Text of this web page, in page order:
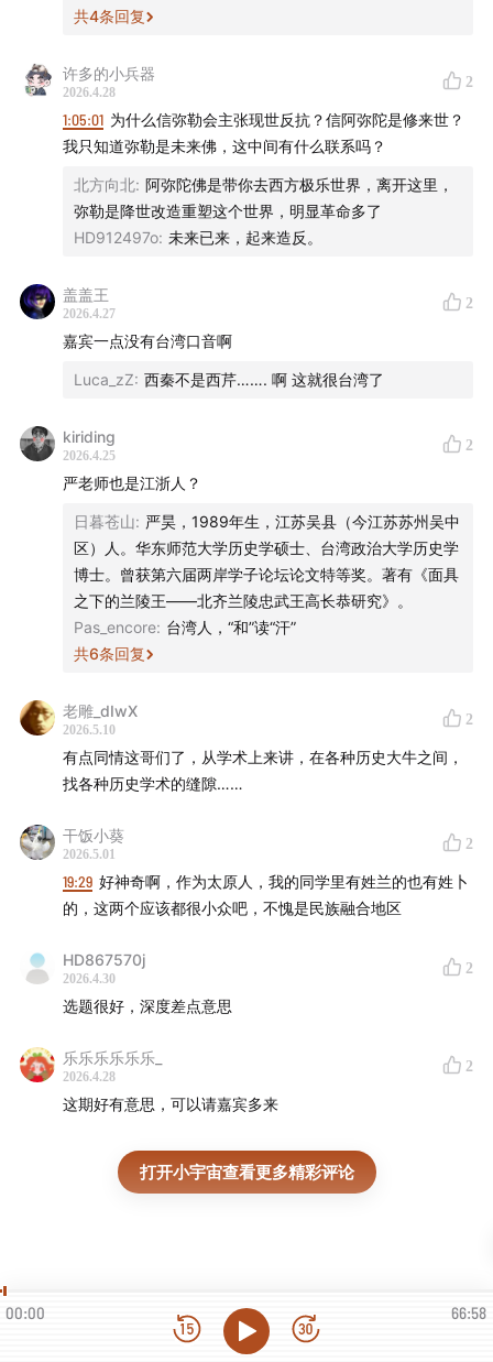
共4条回复
许多的小兵器
2026.4.28
2
1:05:01 为什么信弥勒会主张现世反抗？信阿弥陀是修来世？
我只知道弥勒是未来佛，这中间有什么联系吗？
北方向北: 阿弥陀佛是带你去西方极乐世界，离开这里，
弥勒是降世改造重塑这个世界，明显革命多了
HD912497o: 未来已来，起来造反。
盖盖王
2026.4.27
2
嘉宾一点没有台湾口音啊
Luca_zZ: 西秦不是西芹……. 啊 这就很台湾了
kiriding
2026.4.25
2
严老师也是江浙人？
日暮苍山: 严昊，1989年生，江苏吴县（今江苏苏州吴中
区）人。华东师范大学历史学硕士、台湾政治大学历史学
博士。曾获第六届两岸学子论坛论文特等奖。著有《面具
之下的兰陵王——北齐兰陵忠武王高长恭研究》。
Pas_encore: 台湾人，“和”读“汗”
共6条回复
老雕_dIwX
2026.5.10
2
有点同情这哥们了，从学术上来讲，在各种历史大牛之间，
找各种历史学术的缝隙……
干饭小葵
2026.5.01
2
19:29 好神奇啊，作为太原人，我的同学里有姓兰的也有姓卜
的，这两个应该都很小众吧，不愧是民族融合地区
HD867570j
2026.4.30
2
选题很好，深度差点意思
乐乐乐乐乐乐_
2026.4.28
2
这期好有意思，可以请嘉宾多来
打开小宇宙查看更多精彩评论
00:00 66:58